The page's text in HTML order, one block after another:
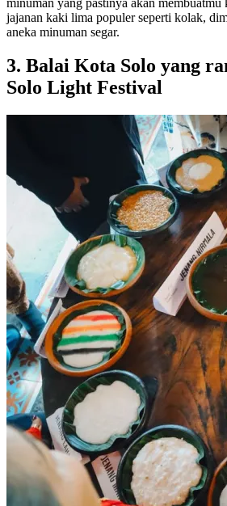
jajanan kaki lima populer seperti kolak,
aneka minuman segar.
3. Balai Kota Solo yang
Solo Light Festival